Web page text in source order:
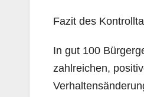
Fazit des
In gut 100
zahlreichen,